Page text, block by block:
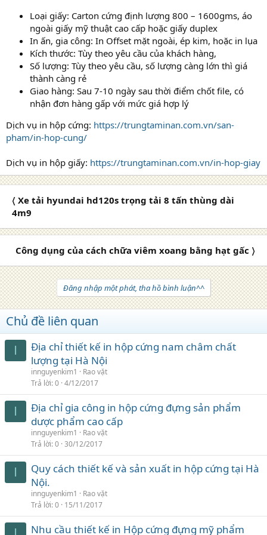
Loại giấy: Carton cứng định lượng 800 – 1600gms, áo
ngoài giấy mỹ thuật cao cấp hoặc giấy duplex
In ấn, gia công: In Offset mặt ngoài, ép kim, hoặc in lụa
Kích thước: Tùy theo yêu cầu của khách hàng,
Số lượng: Tùy theo yêu cầu, số lượng càng lớn thì giá
thành càng rẻ
Giao hàng: Sau 7-10 ngày sau thời điểm chốt file, có
nhận đơn hàng gấp với mức giá hợp lý
Dịch vụ in hộp cứng: https://trungtaminan.com.vn/san-
pham/in-hop-cung/
Dịch vụ in hộp giấy: https://trungtaminan.com.vn/in-hop-giay
〈 Xe tải hyundai hd120s trọng tải 8 tấn thùng dài
4m9
Công dụng của cách chữa viêm xoang bằng hạt gấc 〉
Đăng nhập một phát, tha hồ bình luận^^
Chủ đề liên quan
I
Địa chỉ thiết kế in hộp cứng nam châm chất
lượng tại Hà Nội
innguyenkim1
Rao vặt
Trả lời 0 4/12/2017
I
Địa chỉ gia công in hộp cứng đựng sản phẩm
dược phẩm cao cấp
innguyenkim1
Rao vặt
Trả lời 0 30/12/2017
I
Quy cách thiết kế và sản xuất in hộp cứng tại Hà
Nội.
innguyenkim1
Rao vặt
Trả lời 0 15/11/2017
Nhu cầu thiết kế in Hộp cứng đựng mỹ phẩm